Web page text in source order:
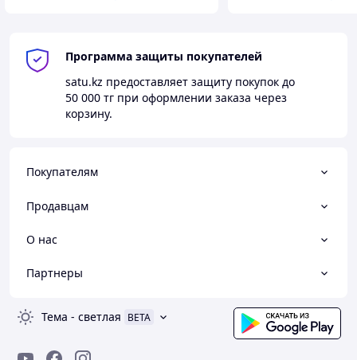
Программа защиты покупателей
satu.kz предоставляет защиту покупок до
50 000 тг при оформлении заказа через
корзину.
Покупателям
Продавцам
О нас
Партнеры
Тема - светлая BETA